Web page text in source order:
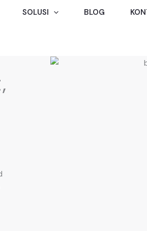
SOLUSI BLOG